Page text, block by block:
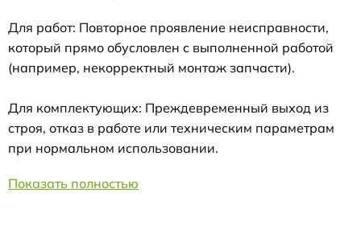
Для работ: Повторное проявление неисправности,
который прямо обусловлен с выполненной работой
(например, некорректный монтаж запчасти).
Для комплектующих: Преждевременный выход из
строя, отказ в работе или техническим параметрам
при нормальном использовании.
Показать полностью